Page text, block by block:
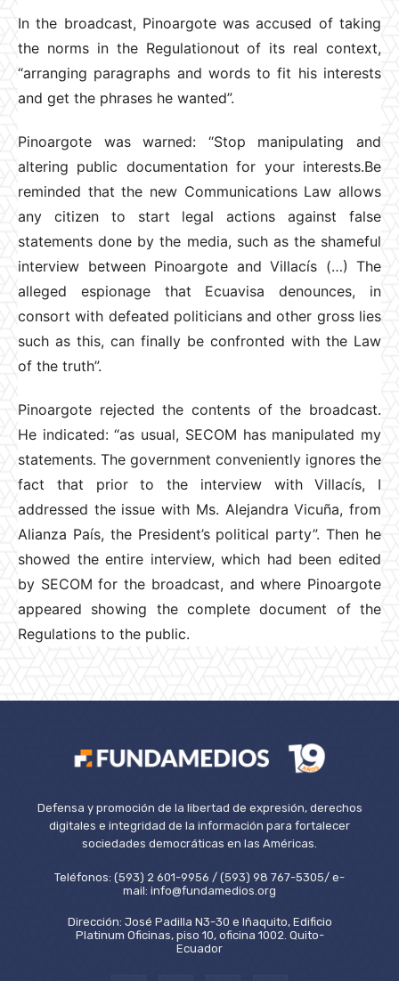
In the broadcast, Pinoargote was accused of taking
the norms in the Regulationout of its real context,
“arranging paragraphs and words to fit his interests
and get the phrases he wanted”.
Pinoargote was warned: “Stop manipulating and
altering public documentation for your interests.Be
reminded that the new Communications Law allows
any citizen to start legal actions against false
statements done by the media, such as the shameful
interview between Pinoargote and Villacís (…) The
alleged espionage that Ecuavisa denounces, in
consort with defeated politicians and other gross lies
such as this, can finally be confronted with the Law
of the truth”.
Pinoargote rejected the contents of the broadcast.
He indicated: “as usual, SECOM has manipulated my
statements. The government conveniently ignores the
fact that prior to the interview with Villacís, I
addressed the issue with Ms. Alejandra Vicuña, from
Alianza País, the President’s political party”. Then he
showed the entire interview, which had been edited
by SECOM for the broadcast, and where Pinoargote
appeared showing the complete document of the
Regulations to the public.
Defensa y promoción de la libertad de expresión, derechos
digitales e integridad de la información para fortalecer
sociedades democráticas en las Américas.
Teléfonos: (593) 2 601-9956 / (593) 98 767-5305/ e-
mail: info@fundamedios.org
Dirección: José Padilla N3-30 e Iñaquito, Edificio
Platinum Oficinas, piso 10, oficina 1002. Quito-
Ecuador